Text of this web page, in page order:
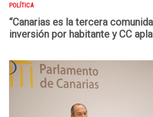
POLÍTICA
“Canarias es la tercera
inversión por habitante y CC